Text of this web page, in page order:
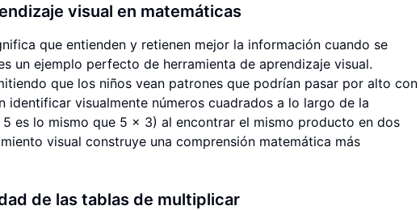
visual en matemáticas
que entienden y retienen mejor la información cuando se
un ejemplo perfecto de herramienta de aprendizaje visual.
que los niños vean patrones que podrían pasar por alto con
identificar visualmente números cuadrados a lo largo de la
es lo mismo que 5 x 3) al encontrar el mismo producto en dos
visual construye una comprensión matemática más
de las tablas de multiplicar